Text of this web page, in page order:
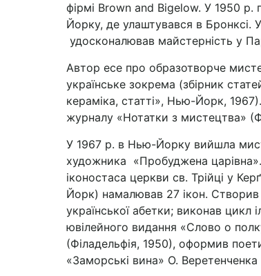
фірмі Brown and Bigelow. У 1950 р.
Йорку, де улаштувався в Бронксі.
удосконалював майстерність у
Автор есе про образотворче
українське зокрема (збірник
кераміка, статті», Нью-Йорк,
журналу «Нотатки з мистецтва»
У 1967 р. в Нью-Йорку вийшла
художника «Пробуджена
іконостаса церкви св. Трійці у
Йорк) намалював 27 ікон. Створив
української абетки; виконав цикл
ювілейного видання «Слово о
(Філадельфія, 1950), оформив
«Заморські вина» О.